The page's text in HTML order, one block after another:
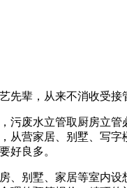
辈，从来不消收受接
废水立管取厨房立管
从营家居、别墅、写
好良多。
别墅、家居等室内设